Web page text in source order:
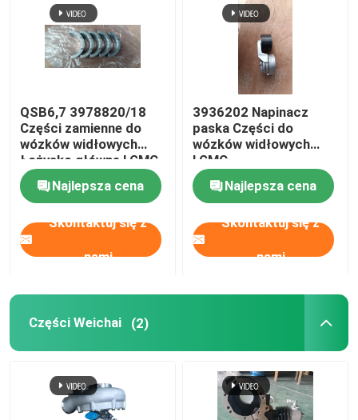
QSB6,7 3978820/18
Części zamienne do
wózków widłowych
Łożysko główne LGMC
Najlepsza cena
Skontaktuj się z
nami
3936202 Napinacz
paska Części do
wózków widłowych
LGMC
Najlepsza cena
Skontaktuj się z
nami
Części Weichai (2)